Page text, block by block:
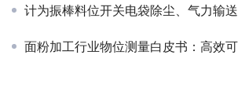
计为振棒料位开关电袋除尘、气力输
面粉加工行业物位测量白皮书：高效可靠的振